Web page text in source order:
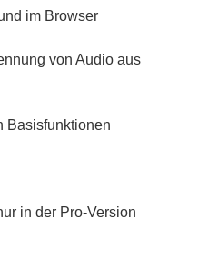
im Browser
von Audio aus
Basisfunktionen
in der Pro-Version